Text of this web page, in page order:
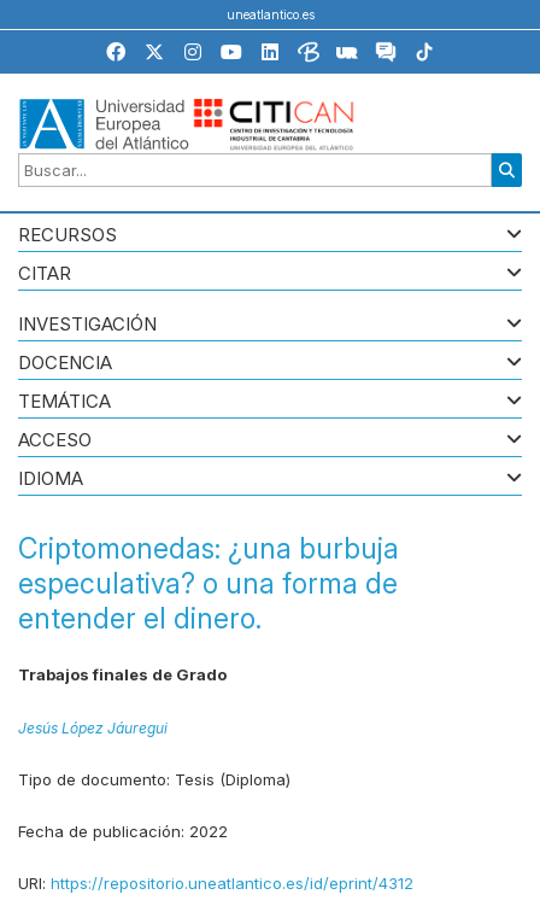
uneatlantico.es
RECURSOS
CITAR
Criptomonedas: ¿una burbuja
especulativa? o una forma de
entender el dinero.
Trabajos finales de Grado
Jesús López Jáuregui
Tipo de documento: Tesis (Diploma)
Fecha de publicación: 2022
URI: https://repositorio.uneatlantico.es/id/eprint/4312
INVESTIGACIÓN
DOCENCIA
TEMÁTICA
ACCESO
IDIOMA